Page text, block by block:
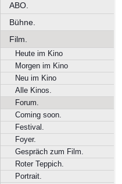
ABO.
Bühne.
Film.
Heute im Kino
Morgen im Kino
Neu im Kino
Alle Kinos.
Forum.
Coming soon.
Festival.
Foyer.
Gespräch zum Film.
Roter Teppich.
Portrait.